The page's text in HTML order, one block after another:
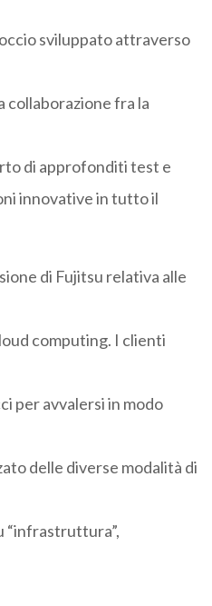
sviluppato attraverso
collaborazione fra la
di approfonditi test e
innovative in tutto il
di Fujitsu relativa alle
computing. I clienti
per avvalersi in modo
delle diverse modalità di
“infrastruttura”,